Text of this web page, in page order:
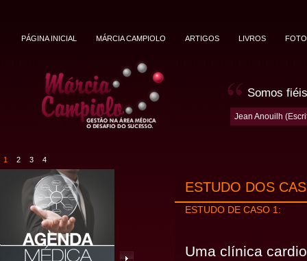
PÁGINA INICIAL MÁRCIA CAMPIOLO ARTIGOS LIVROS
Somos
Jean Anouilh
1 2 3 4
ESTUDO DOS
ESTUDO DE CASO 1:
Uma clínica